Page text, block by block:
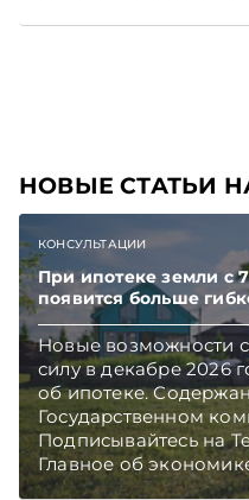
НОВЫЕ СТАТЬИ
КОНСУЛЬТАЦИИ
При ипотеке земли с
появится больше
Новые возможности
силу в декабре 2026
об ипотеке.
Государственном
Подписывайтесь на
Главное об
чем в новостях